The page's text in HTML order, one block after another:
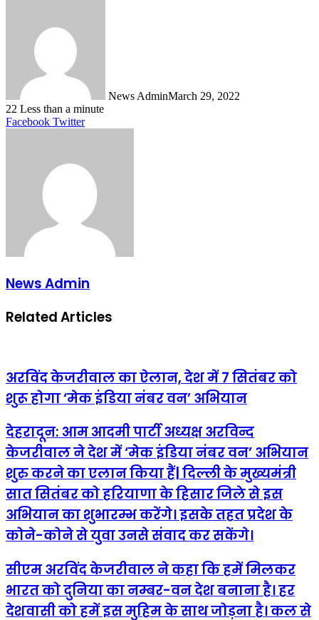
News AdminMarch 29, 2022
22 Less than a minute
Facebook TwitterLinkedIn
Tumblr
Pinterest
Reddit
VKontakte
Share
Print
News Admin
Related Articles
अरविंद केजरीवाल का ऐलान, देश में 7 सितंबर को
शुरू होगा ‘मेक इंडिया नंबर वन’ अभियान
देहरादून:आम आदमी पार्टी अध्यक्ष अरविन्द
केजरीवाल ने देश में ‘मेक इंडिया नंबर वन’ अभियान
शुरु करने का एलान किया हैं| दिल्ली के मुख्यमंत्री
सात सितंबर को हरियाणा के हिसार जिले से इस
अभियान का शुभारम्भ करेंगे। इसके तहत प्रदेश के
कोने-कोने से युवा उनसे संवाद कर सकेंगे।
सीएम अरविंद केजरीवाल ने कहा कि हमें मिलकर
भारत को दुनिया का नम्बर-वन देश बनाना है। हर
देशवासी को हमें इस मुहिम के साथ जोड़ना है। कल से